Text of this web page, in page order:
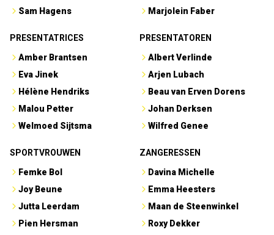
Sam Hagens
Marjolein Faber
PRESENTATRICES
Amber Brantsen
Eva Jinek
Hélène Hendriks
Malou Petter
Welmoed Sijtsma
PRESENTATOREN
Albert Verlinde
Arjen Lubach
Beau van Erven Dorens
Johan Derksen
Wilfred Genee
SPORTVROUWEN
Femke Bol
Joy Beune
Jutta Leerdam
Pien Hersman
ZANGERESSEN
Davina Michelle
Emma Heesters
Maan de Steenwinkel
Roxy Dekker